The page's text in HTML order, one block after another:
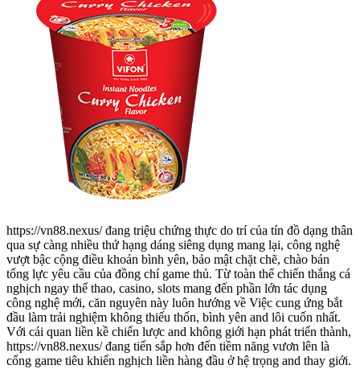
https://vn88.nexus/ đang triệu chứng thực do trí của tín đồ dạng thân
qua sự càng nhiều thứ hạng dáng siêng dụng mang lại, công nghệ
vượt bậc cộng điều khoản bình yên, bảo mật chặt chẽ, chào bán
tổng lực yêu cầu của đồng chí game thủ. Từ toàn thể chiến thắng cá
nghịch ngay thể thao, casino, slots mang đến phần lớn tác dụng
công nghệ mới, căn nguyên này luôn hướng về Việc cung ứng bắt
đầu làm trải nghiệm không thiếu thốn, bình yên and lôi cuốn nhất.
Với cái quan liền kề chiến lược and không giới hạn phát triển thành,
https://vn88.nexus/ đang tiến sắp hơn đến tiềm năng vươn lên là
cổng game tiêu khiển nghịch liền hàng đầu ở hệ trọng and thay giới.